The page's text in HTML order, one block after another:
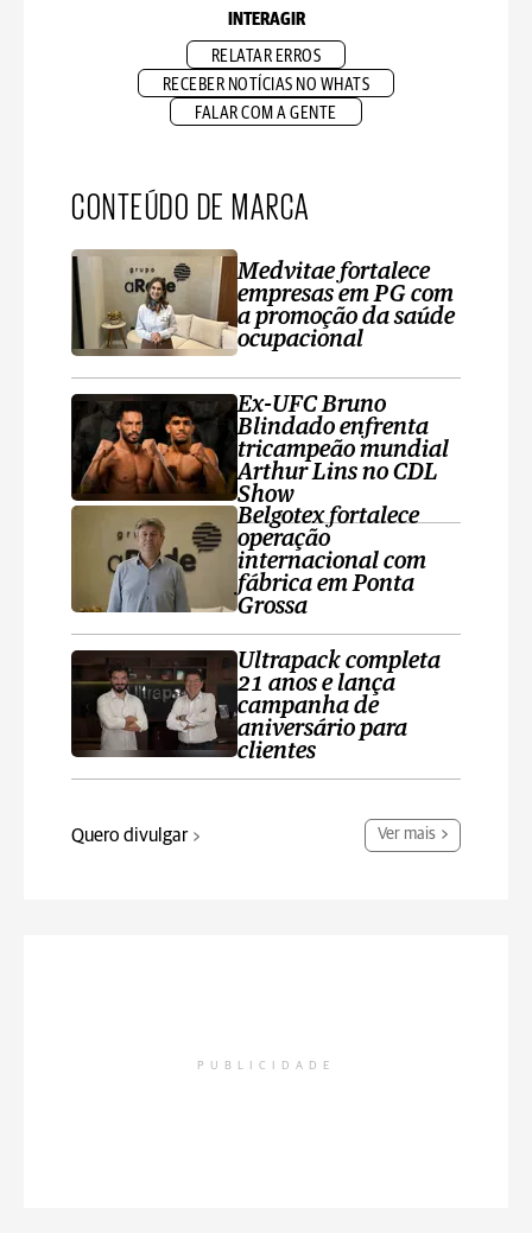
INTERAGIR
RELATAR ERROS
RECEBER NOTÍCIAS NO WHATS
FALAR COM A GENTE
CONTEÚDO DE MARCA
Medvitae fortalece
empresas em PG com
a promoção da saúde
ocupacional
Ex-UFC Bruno
Blindado enfrenta
tricampeão mundial
Arthur Lins no CDL
Show
Belgotex fortalece
operação
internacional com
fábrica em Ponta
Grossa
Ultrapack completa
21 anos e lança
campanha de
aniversário para
clientes
Quero divulgar Ver mais
PUBLICIDADE